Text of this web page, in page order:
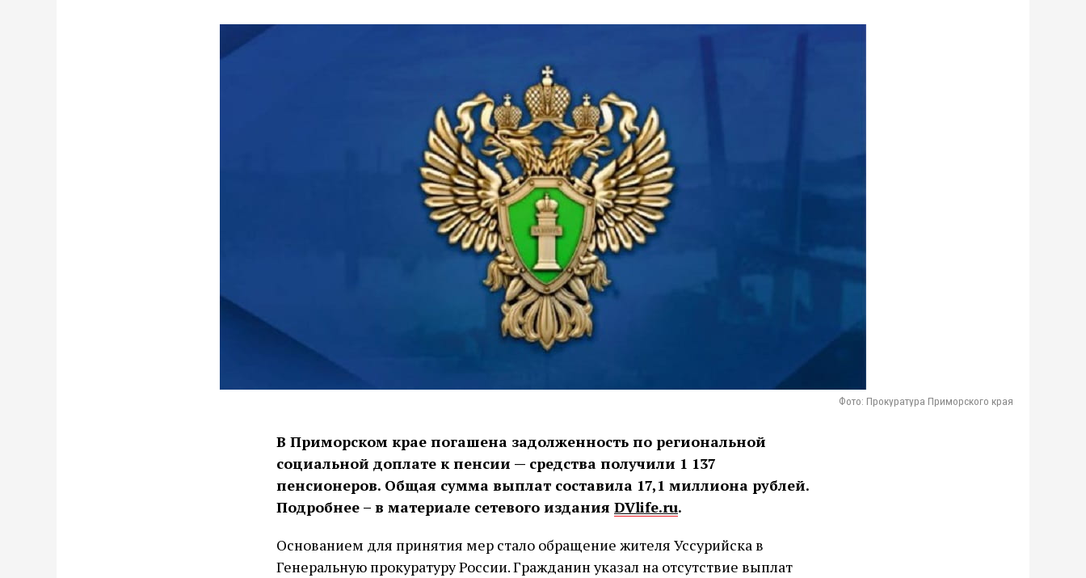
Фото: Прокуратура Приморского края
В Приморском крае погашена задолженность по региональной
социальной доплате к пенсии — средства получили 1 137
пенсионеров. Общая сумма выплат составила 17,1 миллиона рублей.
Подробнее – в материале сетевого издания DVlife.ru.
Основанием для принятия мер стало обращение жителя Уссурийска в
Генеральную прокуратуру России. Гражданин указал на отсутствие выплат